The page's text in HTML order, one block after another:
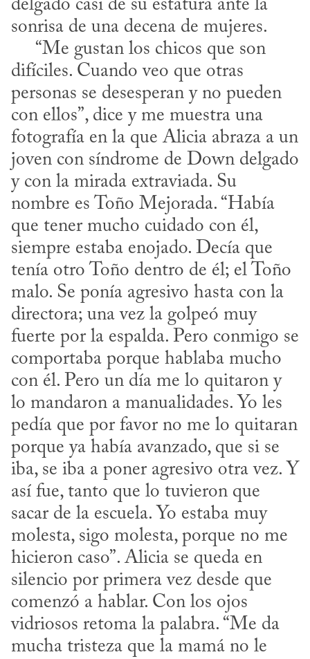
delgado casi de su estatura ante la
sonrisa de una decena de mujeres.
difíciles. Cuando veo que otras
personas se desesperan y no pueden
con ellos”, dice y me muestra una
fotografía en la que Alicia abraza a un
joven con síndrome de Down delgado
y con la mirada extraviada. Su
nombre es Toño Mejorada. “Había
que tener mucho cuidado con él,
siempre estaba enojado. Decía que
tenía otro Toño dentro de él; el Toño
malo. Se ponía agresivo hasta con la
directora; una vez la golpeó muy
fuerte por la espalda. Pero conmigo se
comportaba porque hablaba mucho
con él. Pero un día me lo quitaron y
lo mandaron a manualidades. Yo les
pedía que por favor no me lo quitaran
porque ya había avanzado, que si se
iba, se iba a poner agresivo otra vez. Y
así fue, tanto que lo tuvieron que
sacar de la escuela. Yo estaba muy
molesta, sigo molesta, porque no me
hicieron caso”. Alicia se queda en
silencio por primera vez desde que
comenzó a hablar. Con los ojos
vidriosos retoma la palabra. “Me da
mucha tristeza que la mamá no le